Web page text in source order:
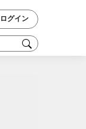
ログイン